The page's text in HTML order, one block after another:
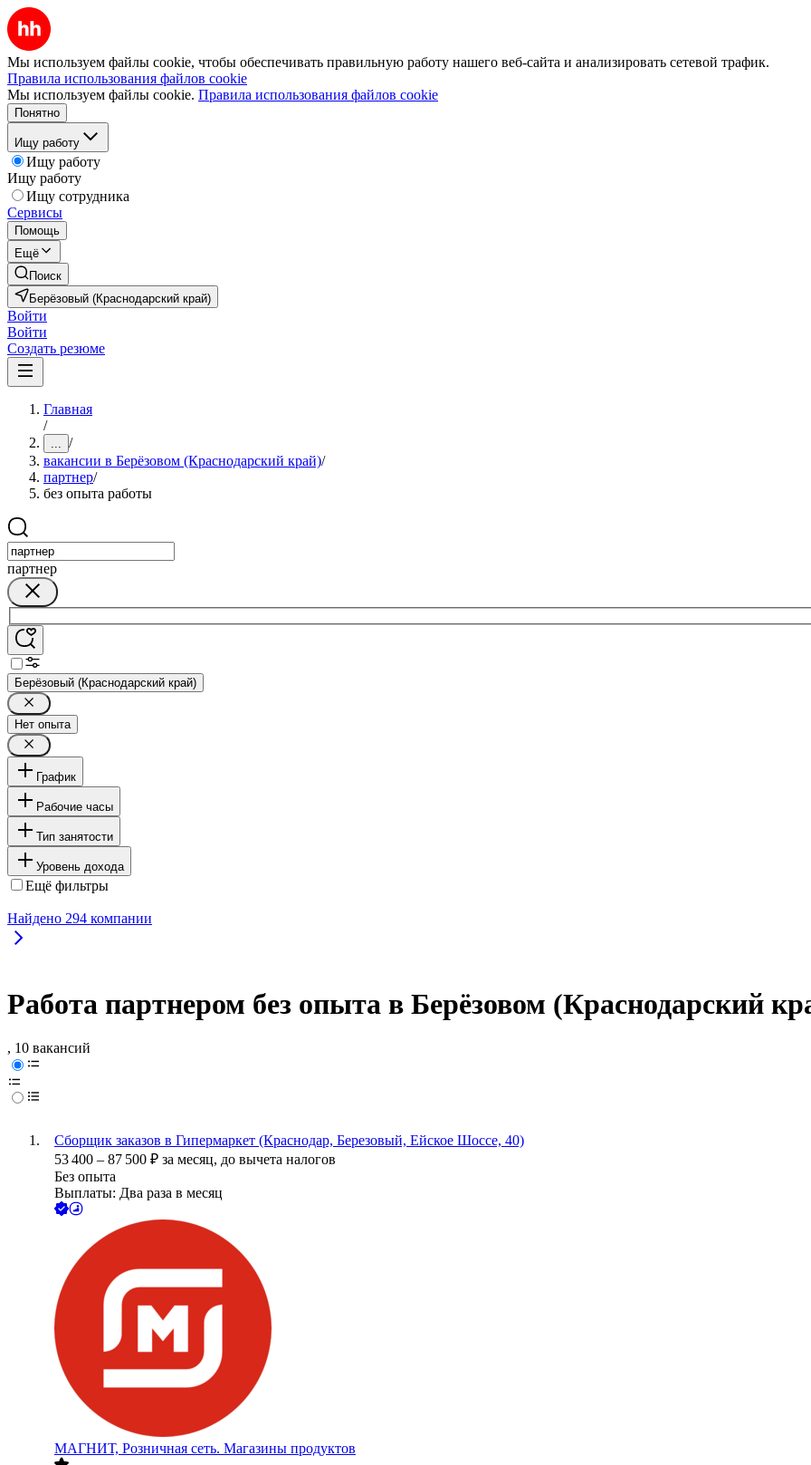
Мы используем файлы cookie, чтобы обеспечивать правильную работу нашего веб-сайта и анализировать сетевой трафик.
Правила использования файлов cookie
Мы используем файлы cookie. Правила использования файлов cookie
Понятно
Ищу работу
Ищу работу
Ищу работу
Ищу сотрудника
Сервисы
Помощь
Ещё
Поиск
Берёзовый (Краснодарский край)
Войти
Войти
Создать резюме
Главная
/
... /
вакансии в Берёзовом (Краснодарский край)/
партнер/
без опыта работы
партнер
Берёзовый (Краснодарский край)
Нет опыта
График
Рабочие часы
Тип занятости
Уровень дохода
Ещё фильтры
Найдено 294 компании
Работа партнером без опыта в Берёзовом (Краснодарский
, 10 вакансий
Сборщик заказов в Гипермаркет (Краснодар, Березовый, Ейское Шоссе, 40)
53 400 – 87 500 ₽ за месяц, до вычета налогов
Без опыта
Выплаты: Два раза в месяц
МАГНИТ, Розничная сеть. Магазины продуктов